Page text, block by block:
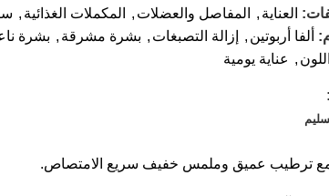
العناية , المفاصل والعضلات , المكملات الغذائية ,
ألفا أربوتين , إزالة التصبغات , بشرة مشرقة , بشرة
, عناية يومية